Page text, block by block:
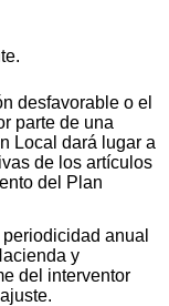
desfavorable o el
parte de una
Local dará lugar a
de los artículos
del Plan
anual
y
del interventor